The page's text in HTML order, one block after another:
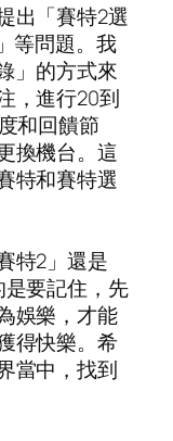
出「賽特2選
等問題。我
」的方式來
，進行20到
和回饋節
換機台。這
特和賽特選
特2」還是
是要記住，先
娛樂，才能
得快樂。希
當中，找到